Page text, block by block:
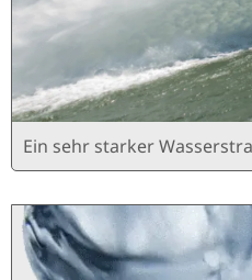
Ein sehr starker